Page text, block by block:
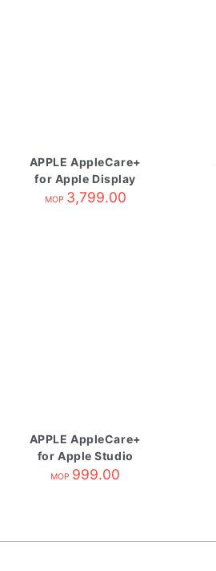
APPLE AppleCare+
for Apple Display
MOP 3,799.00
APPLE AppleCare+
for Apple Studio
Display
MOP 999.00